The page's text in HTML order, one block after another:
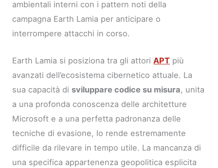
ambientali interni con i pattern noti della
campagna Earth Lamia per anticipare o
interrompere attacchi in corso.
Earth Lamia si posiziona tra gli attoriAPT più
avanzati dell’ecosistema cibernetico attuale. La
sua capacità di sviluppare codice su misura, unita
a una profonda conoscenza delle architetture
Microsoft e a una perfetta padronanza delle
tecniche di evasione, lo rende estremamente
difficile da rilevare in tempo utile. La mancanza di
una specifica appartenenza geopolitica esplicita